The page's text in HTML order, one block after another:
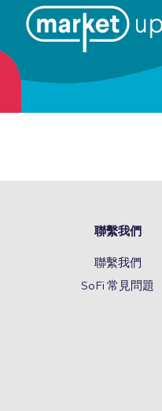
聯繫我們
聯繫我們
SoFi 常見問題